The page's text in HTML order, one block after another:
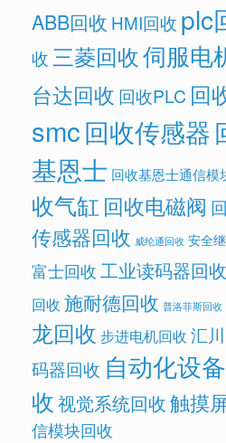
ABB回收 HMI回收 plc
收三菱回收伺服电
台达回收 回收PLC 回
smc回收传感器
基恩士 回收基恩士通信模
收气缸 回收电磁阀
传感器回收 威纶通回收 安全
富士回收工业读码器回收
回收 施耐德回收 普洛菲斯回收
龙回收 步进电机回收 汇
码器回收 自动化设
收视觉系统回收触摸
信模块回收